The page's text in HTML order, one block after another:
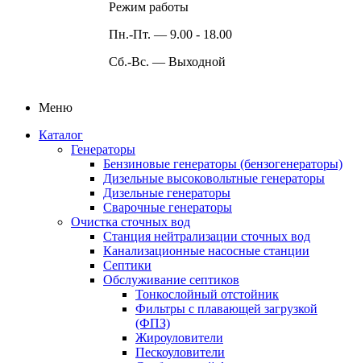
Режим работы
Пн.-Пт. — 9.00 - 18.00
Сб.-Вс. — Выходной
Меню
Каталог
Генераторы
Бензиновые генераторы (бензогенераторы)
Дизельные высоковольтные генераторы
Дизельные генераторы
Сварочные генераторы
Очистка сточных вод
Станция нейтрализации сточных вод
Канализационные насосные станции
Септики
Обслуживание септиков
Тонкослойный отстойник
Фильтры с плавающей загрузкой
(ФПЗ)
Жироуловители
Пескоуловители